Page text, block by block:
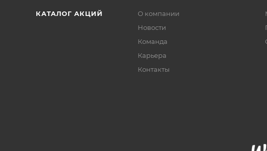
КАТАЛОГ АКЦИЙ
О компании
Новости
Команда
Карьера
Контакты